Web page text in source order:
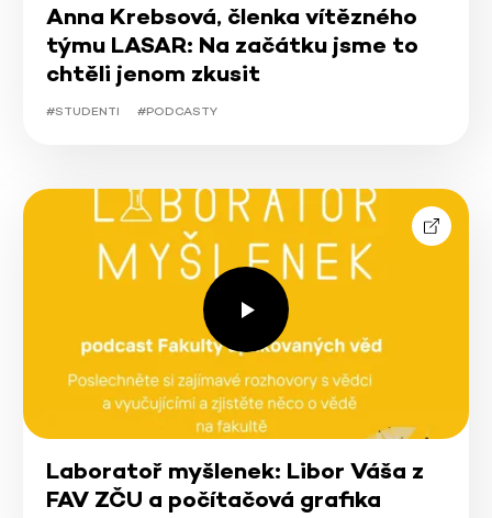
Anna Krebsová, členka vítězného
týmu LASAR: Na začátku jsme to
chtěli jenom zkusit
#STUDENTI #PODCASTY
Laboratoř myšlenek: Libor Váša z
FAV ZČU a počítačová grafika